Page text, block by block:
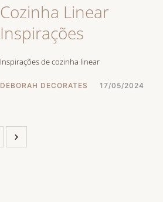
Cozinha Linear
Inspirações
Inspirações de cozinha linear
DEBORAH DECORATES 17/05/2024